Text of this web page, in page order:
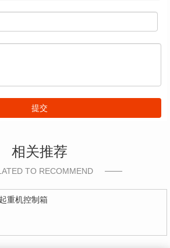
提交
相关推荐
TO RECOMMEND
重机控制箱